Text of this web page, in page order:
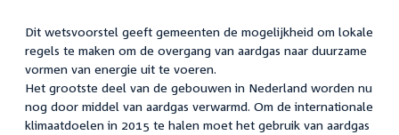
Dit wetsvoorstel geeft gemeenten de mogelijkheid om lokale
regels te maken om de overgang van aardgas naar duurzame
vormen van energie uit te voeren.
Het grootste deel van de gebouwen in Nederland worden nu
nog door middel van aardgas verwarmd. Om de internationale
klimaatdoelen in 2015 te halen moet het gebruik van aardgas